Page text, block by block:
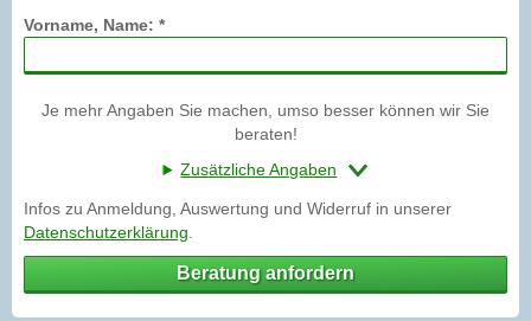
Vorname, Name: *
Je mehr Angaben Sie machen, umso besser können wir Sie
beraten!
Zusätzliche Angaben
Infos zu Anmeldung, Auswertung und Widerruf in unserer
Datenschutzerklärung
Beratung anfordern